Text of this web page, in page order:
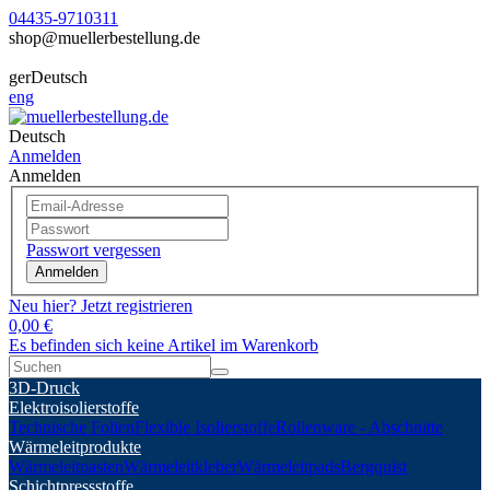
04435-9710311
shop@muellerbestellung.de
gerDeutsch
eng
Deutsch
Anmelden
Anmelden
Passwort vergessen
Anmelden
Neu hier? Jetzt registrieren
0,00 €
Es befinden sich keine Artikel im Warenkorb
3D-Druck
Elektroisolierstoffe
Technische FolienFlexible IsolierstoffeRollenware - Abschnitte
Wärmeleitprodukte
WärmeleitpastenWärmeleitkleberWärmeleitpadsBergquist
Schichtpressstoffe